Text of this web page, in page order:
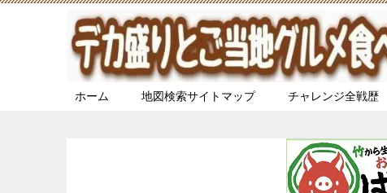
ホーム 地図検索サイトマップ チャレンジ全戦歴